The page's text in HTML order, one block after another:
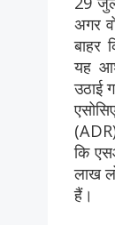
अगर
बाहर
यह
उठाई
कि
लाख
हैं।